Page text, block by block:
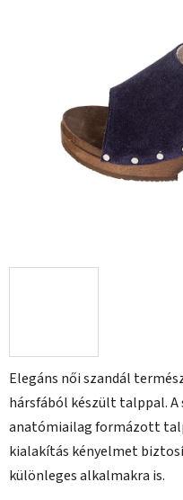
Elegáns női szandál
hársfából készült talppal. A
anatómiailag formázott
kialakítás kényelmet
különleges alkalmakra is.